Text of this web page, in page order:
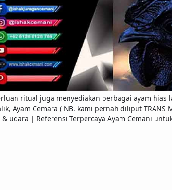
ritual juga menyediakan berbagai ayam hias
Ayam Cemara ( NB. kami pernah diliput TRANS
udara | Referensi Terpercaya Ayam Cemani